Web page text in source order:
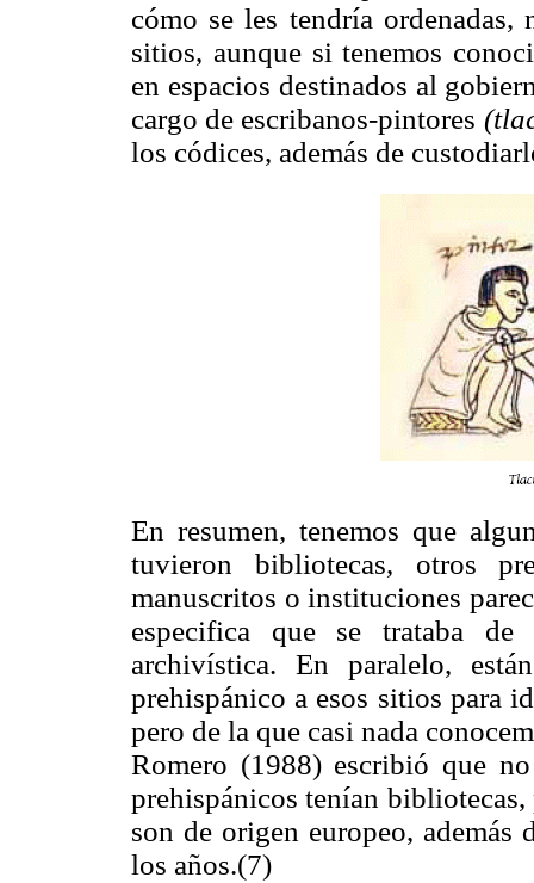
cómo se les tendría
sitios, aunque si tenemos
en espacios destinados al
cargo de escribanos-pintores
los códices, además de
En resumen, tenemos que
tuvieron bibliotecas, otros
manuscritos o instituciones
especifica que se trataba
archivística. En paralelo,
prehispánico a esos sitios para
pero de la que casi nada
Romero (1988) escribió que
prehispánicos tenían
son de origen europeo, además
los años.(7)